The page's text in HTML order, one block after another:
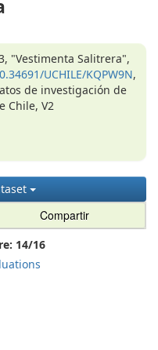
"Vestimenta Salitrera",
UCHILE/KQPW9N,
de investigación de
Chile, V2
Compartir
14/16